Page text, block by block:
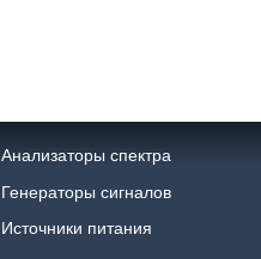
Анализаторы спектра
Генераторы сигналов
Источники питания